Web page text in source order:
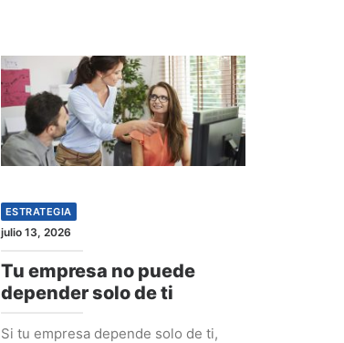
ESTRATEGIA
julio 13, 2026
Tu empresa no puede
depender solo de ti
Si tu empresa depende solo de ti,